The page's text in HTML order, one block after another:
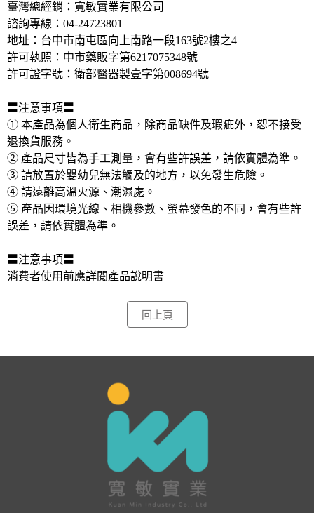
臺灣總經銷：寬敏實業有限公司
諮詢專線：04-24723801
地址：台中市南屯區向上南路一段163號2樓之4
許可執照：中市藥販字第6217075348號
許可證字號：衛部醫器製壹字第008694號
〓注意事項〓
① 本產品為個人衛生商品，除商品缺件及瑕疵外，恕不接受
退換貨服務。
② 產品尺寸皆為手工測量，會有些許誤差，請依實體為準。
③ 請放置於嬰幼兒無法觸及的地方，以免發生危險。
④ 請遠離高溫火源、潮濕處。
⑤ 產品因環境光線、相機參數、螢幕發色的不同，會有些許
誤差，請依實體為準。
〓注意事項〓
消費者使用前應詳閱產品說明書
回上頁